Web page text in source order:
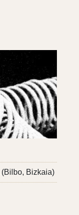
(Bilbo, Bizkaia)